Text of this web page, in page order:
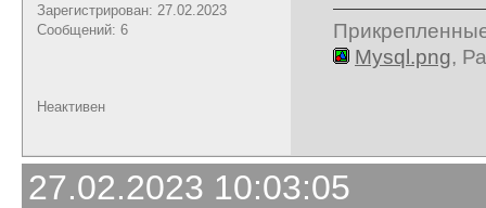
Зарегистрирован: 27.02.2023
Сообщений: 6
Mysql.png,
Неактивен
27.02.2023 10:03:05